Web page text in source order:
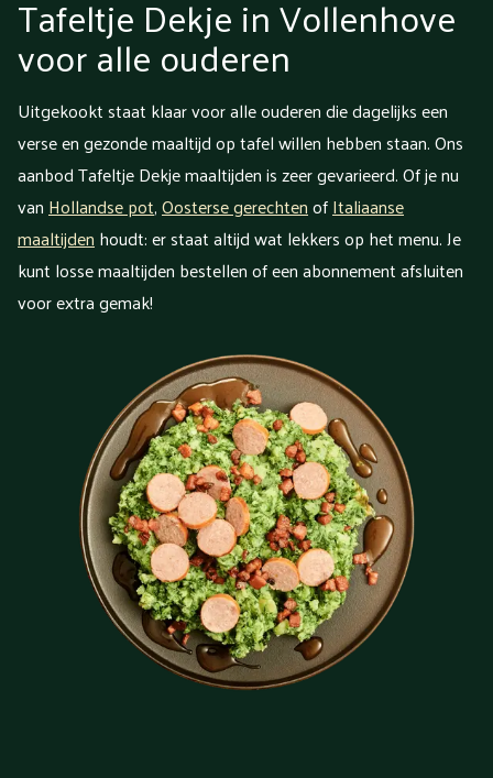
Tafeltje Dekje in Vollenhove
voor alle ouderen
Uitgekookt staat klaar voor alle ouderen die dagelijks een
verse en gezonde maaltijd op tafel willen hebben staan. Ons
aanbod Tafeltje Dekje maaltijden is zeer gevarieerd. Of je nu
vanHollandse pot,Oosterse gerechtenofItaliaanse
maaltijdenhoudt: er staat altijd wat lekkers op het menu. Je
kunt losse maaltijden bestellen of een abonnement afsluiten
voor extra gemak!